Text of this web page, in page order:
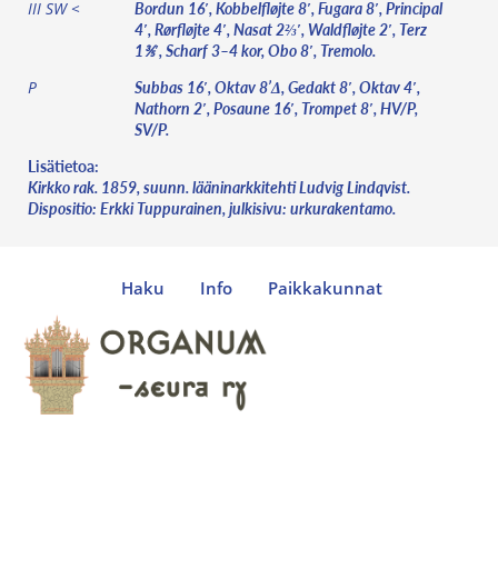
III SW <
Bordun 16′, Kobbelfløjte 8′, Fugara 8′, Principal
4′, Rørfløjte 4′, Nasat 2⅔′, Waldfløjte 2′, Terz
1⅗′, Scharf 3–4 kor, Obo 8′, Tremolo.
P
Subbas 16′, Oktav 8’Δ, Gedakt 8′, Oktav 4′,
Nathorn 2′, Posaune 16′, Trompet 8′, HV/P,
SV/P.
Lisätietoa:
Kirkko rak. 1859, suunn. lääninarkkitehti Ludvig Lindqvist.
Dispositio: Erkki Tuppurainen, julkisivu: urkurakentamo.
Haku Info Paikkakunnat